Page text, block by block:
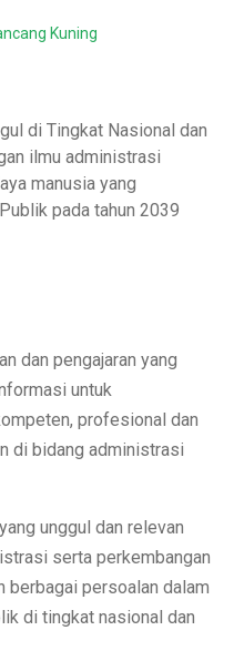
Kuning
di Tingkat Nasional dan
ilmu administrasi
manusia yang
pada tahun 2039
dan pengajaran yang
untuk
profesional dan
di bidang administrasi
unggul dan relevan
serta perkembangan
berbagai persoalan dalam
di tingkat nasional dan